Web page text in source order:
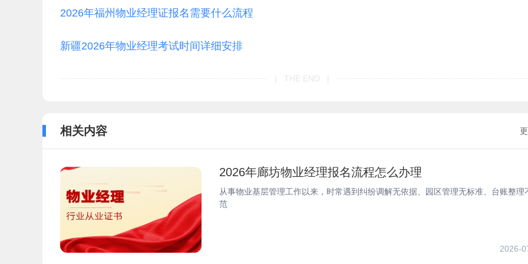
2026年福州物业经理证报名需要什么流程
新疆2026年物业经理考试时间详细安排
| THE END |
相关内容
2026年廊坊物业经理报名流程怎么办理
从事物业基层管理工作以来，时常遇到纠纷调解无依据、园区管理无标准、台账整理
范
2026-